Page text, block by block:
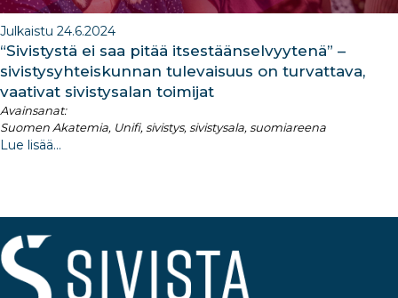
Julkaistu 24.6.2024
“Sivistystä ei saa pitää itsestäänselvyytenä” –
sivistysyhteiskunnan tulevaisuus on turvattava,
vaativat sivistysalan toimijat
Avainsanat:
Suomen Akatemia, Unifi, sivistys, sivistysala, suomiareena
Lue lisää...